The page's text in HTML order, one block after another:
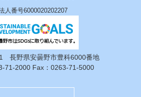
人番号6000020202207
長野県安曇野市豊科6000番地
71-2000 Fax：0263-71-5000